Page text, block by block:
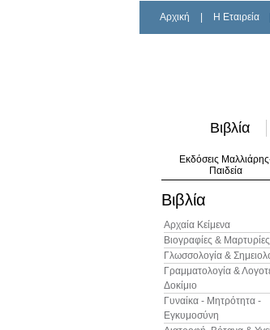
Αρχική H Εταιρεία
Βιβλία
Εκδόσεις
Παιδεία
Βιβλία
Αρχαία Κείμενα
Βιογραφίες & Μαρτυρίες
Γλωσσολογία &
Γραμματολογία &
Δοκίμιο
Γυναίκα - Μητρότητα -
Εγκυμοσύνη